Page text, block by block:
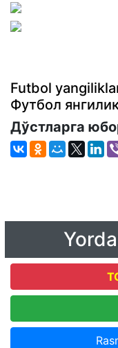
Futbol
Футбол
Дўстларга